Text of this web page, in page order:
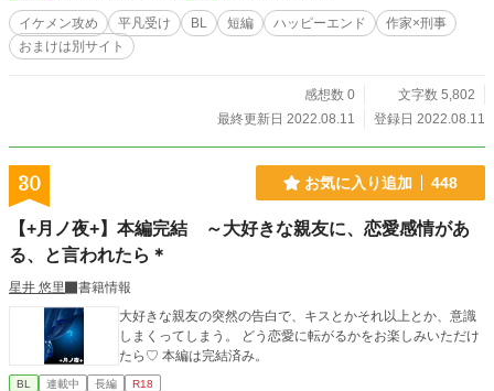
イケメン攻め 平凡受け BL 短編 ハッピーエンド
作家×刑事
おまけは別サイト
感想数 0
文字数 5,802
最終更新日 2022.08.11
登録日 2022.08.11
30 お気に入り追加 448
【+月ノ夜+】本編完結 ～大好きな親友に、恋愛感情があ
る、と言われたら＊
星井 悠里
書籍情報
大好きな親友の突然の告白で、キスとかそれ以上とか、意識
しまくってしまう。 どう恋愛に転がるかをお楽しみいただけ
たら♡ 本編は完結済み。
BL 連載中 長編 R18